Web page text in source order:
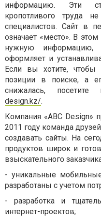
информацию. Эти
кропотливого труда
специалистов. Сайт в
означает «место». В
нужную информацию,
оформляет и
Если вы хотите,
позиции в поиске, а
снижалась, посетите
design.kz/.
Компания «ABC Design»
2011 году команда
создавать сайты. На
продуктов широк и
взыскательного
- уникальные
разработаны с учетом
- разработка и
интернет-проектов;